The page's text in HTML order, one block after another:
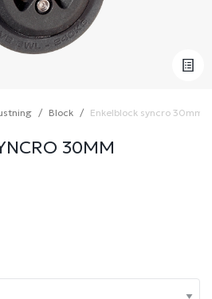
Block Enkelblock syncro 30mm
30MM